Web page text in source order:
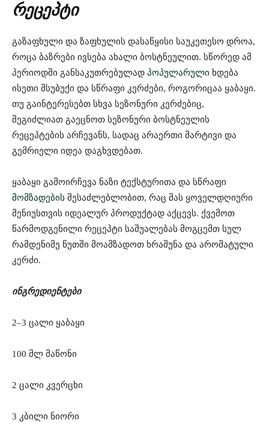
რეცეპტი
გაზაფხული და ზაფხულის დასაწყისი საუკეთესო დროა,
როცა ბაზრები ივსება ახალი ბოსტნეულით. სწორედ ამ
პერიოდში განსაკუთრებულად პოპულარული ხდება
ისეთი მსუბუქი და სწრაფი კერძები, როგორიცაა ყაბაყი.
თუ გაინტერესებთ სხვა სეზონური კერძებიც,
შეგიძლიათ გაეცნოთ სეზონური ბოსტნეულის
რეცეპტების არჩევანს, სადაც არაერთი მარტივი და
გემრიელი იდეა დაგხვდებათ.
ყაბაყი გამოირჩევა ნაზი ტექსტურითა და სწრაფი
მომზადების შესაძლებლობით, რაც მას ყოველდღიური
მენიუსთვის იდეალურ პროდუქტად აქცევს. ქვემოთ
წარმოდგენილი რეცეპტი საშუალებას მოგცემთ სულ
რამდენიმე წუთში მოამზადოთ ხრაშუნა და არომატული
კერძი.
ინგრედიენტები
2–3 ცალი ყაბაყი
100 მლ მაწონი
2 ცალი კვერცხი
3 კბილი ნიორი